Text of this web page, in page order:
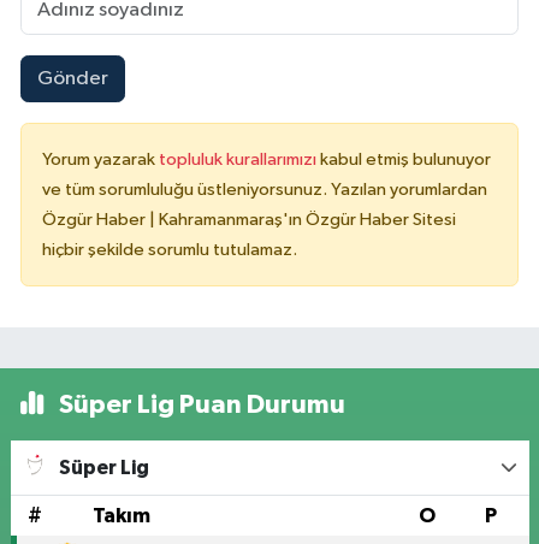
Gönder
Yorum yazarak topluluk kurallarımızı kabul etmiş bulunuyor
ve tüm sorumluluğu üstleniyorsunuz. Yazılan yorumlardan
Özgür Haber | Kahramanmaraş'ın Özgür Haber Sitesi
hiçbir şekilde sorumlu tutulamaz.
Süper Lig Puan Durumu
Süper Lig
# Takım O P